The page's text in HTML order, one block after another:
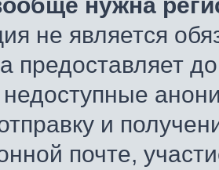
не является
предоставляет
недоступные
и
почте,